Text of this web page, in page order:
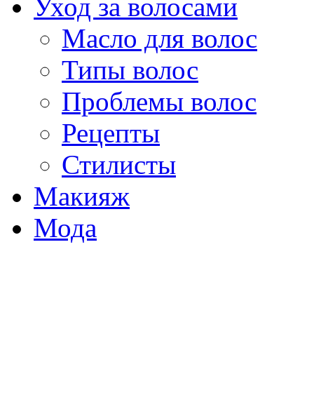
Уход за волосами
Масло для волос
Типы волос
Проблемы волос
Рецепты
Стилисты
Макияж
Мода